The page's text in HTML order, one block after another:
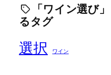
「ワイン選び
るタグ
選択 ワイン